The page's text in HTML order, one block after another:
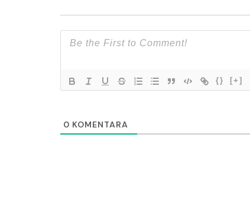
{} [+]
0 KOMENTARA